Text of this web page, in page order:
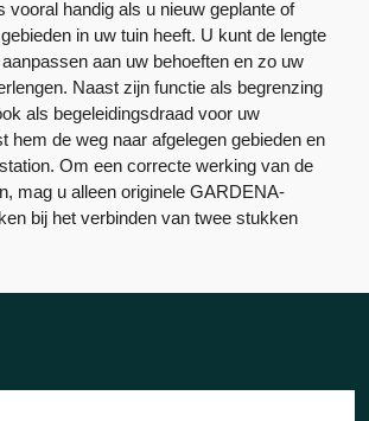
vooral handig als u nieuw geplante of
in uw tuin heeft. U kunt de lengte
aan uw behoeften en zo uw
Naast zijn functie als begrenzing
als begeleidingsdraad voor uw
hem de weg naar afgelegen gebieden en
Om een ​​correcte werking van de
mag u alleen originele GARDENA-
bij het verbinden van twee stukken